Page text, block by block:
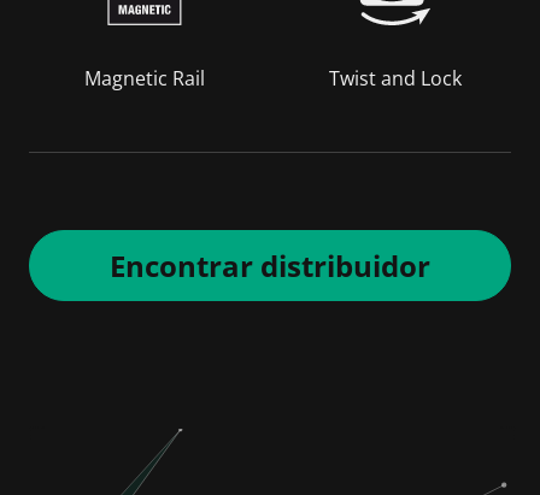
Magnetic Rail Twist and Lock
Encontrar distribuidor